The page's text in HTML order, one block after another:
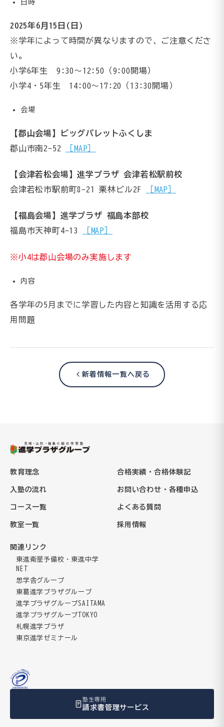
日時
2025年6月15日(日)
※学年によって時間が異なりますので、ご注意くださ
い。
小学6年生 9:30～12:50（9:00開場）
小学4・5年生 14:00〜17:20（13:30開場）
会場
【郡山会場】ビッグパレットふくしま
郡山市南2-52
［MAP］
【会津若松会場】進学プラザ 会津若松駅前校
会津若松市駅前町8-21 栗林ビル2F
［MAP］
【福島会場】進学プラザ 福島本部校
福島市天神町4-13
［MAP］
※小4は郡山会場のみ実施します
内容
各学年の5月までに学習した内容と知識を活用する応
用問題
新着情報一覧へ戻る
教育理念
入塾の流れ
コース一覧
教室一覧
合格実績・合格体験記
お問い合わせ・各種申込
よくある質問
採用情報
関連リンク
東進衛星予備校・東進中学
NET
思学舎グループ
東葛進学プラザグループ
進学プラザグループSAITAMA
進学プラザグループTOKYO
札幌進学プラザ
東京進学ゼミナール
塾生専用
請求書管理サービス